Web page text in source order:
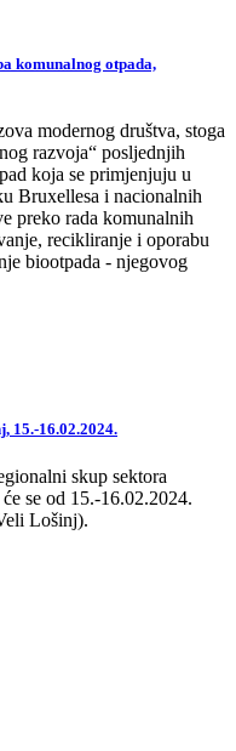
komunalnog otpada,
modernog društva, stoga
razvoja“ posljednjih
koja se primjenjuju u
Bruxellesa i nacionalnih
preko rada komunalnih
recikliranje i oporabu
biootpada - njegovog
15.-16.02.2024.
skup sektora
se od 15.-16.02.2024.
Lošinj).